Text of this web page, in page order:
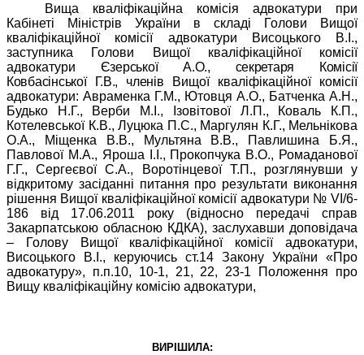
Вища кваліфікаційна комісія адвокатури при
Кабінеті Міністрів України в складі Голови Вищої
кваліфікаційної комісії адвокатури Висоцького В.І.,
заступника Голови Вищої кваліфікаційної комісії
адвокатури Єзерської А.О., секретаря Комісії
Ковбасінської Г.В., членів
Вищої кваліфікаційної комісії
адвокатури: Авраменка Г.М., Ютовця А.О., Батченка А.Н.,
Будько Н.Г., Верби М.І., Ізовітової Л.П., Коваль К.П.,
Котелевської К.В., Луцюка П.С., Маргулян К.Г., Мельнікова
О.А., Міщенка В.В., Мультяна В.В., Павлишина Б.Я.,
Павлової М.А., Яроша І.І., Прокопчука В.О., Ромаданової
Г.Г., Сергеєвої С.А., Воротінцевої Т.П., розглянувши у
відкритому засіданні питання про результати виконання
рішення Вищої кваліфікаційної комісії адвокатури № VІ /6-
186 від 17.06.2011 року (відносно передачі справ
Закарпатською обласною КДКА), заслухавши доповідача
– Голову Вищої кваліфікаційної комісії адвокатури,
Висоцького В.І., керуючись ст.14 Закону України «Про
адвокатуру», п.п.10, 10-1, 21, 22, 23-1 Положення про
Вищу кваліфікаційну комісію адвокатури,
ВИРІШИЛА: